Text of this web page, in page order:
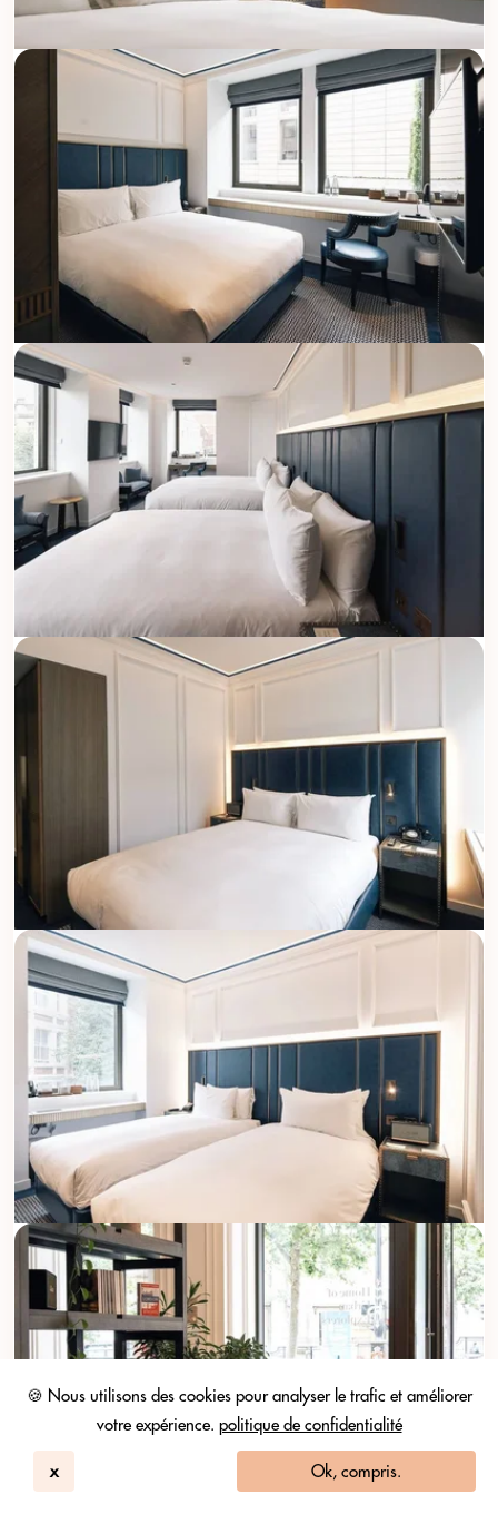
🍪 Nous utilisons des cookies pour analyser le trafic et améliorer
votre expérience. politique de confidentialité
x Ok, compris.